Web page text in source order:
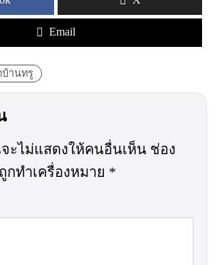
Email
บ้านทรู
ะไม่แสดงให้คนอื่นเห็น ช่อง
กทำเครื่องหมาย *